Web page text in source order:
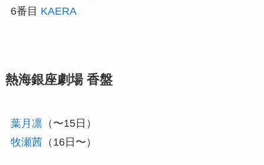
6番目 KAERA
熱海銀座劇場 香盤
葉月凛（〜15日）
牧瀬茜（16日〜）